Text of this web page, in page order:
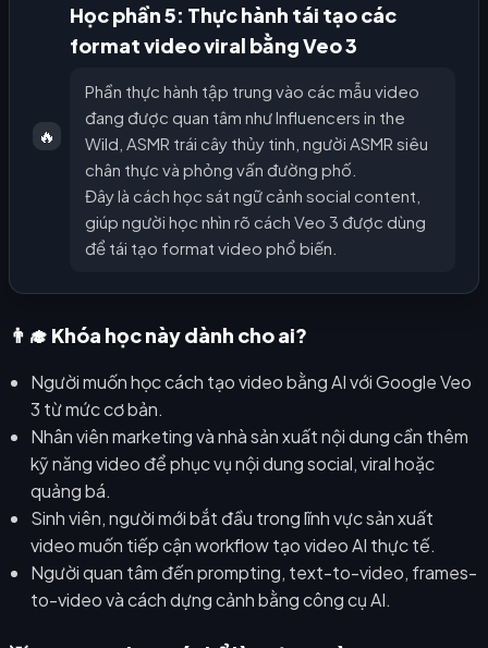
🔥
Học phần 5: Thực hành tái tạo các
format video viral bằng Veo 3
Phần thực hành tập trung vào các mẫu video
đang được quan tâm như Influencers in the
Wild, ASMR trái cây thủy tinh, người ASMR siêu
chân thực và phỏng vấn đường phố.
Đây là cách học sát ngữ cảnh social content,
giúp người học nhìn rõ cách Veo 3 được dùng
để tái tạo format video phổ biến.
👨‍🎓 Khóa học này dành cho ai?
Người muốn học cách tạo video bằng AI với Google Veo
3 từ mức cơ bản.
Nhân viên marketing và nhà sản xuất nội dung cần thêm
kỹ năng video để phục vụ nội dung social, viral hoặc
quảng bá.
Sinh viên, người mới bắt đầu trong lĩnh vực sản xuất
video muốn tiếp cận workflow tạo video AI thực tế.
Người quan tâm đến prompting, text-to-video, frames-
to-video và cách dựng cảnh bằng công cụ AI.